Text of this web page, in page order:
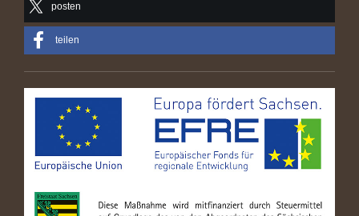
posten
teilen